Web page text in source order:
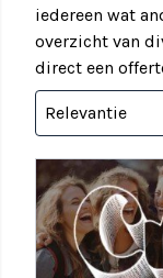
iedereen wat
overzicht van
direct een